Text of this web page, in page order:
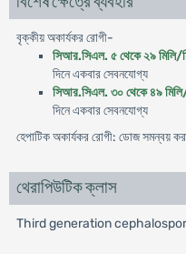
বৃক্কীয় অকার্যকর রোগী-
সিআর.সিএল. ৫ থেকে ২৯ মিলি/
দিনে একবার সেবনযোগ্য
সিআর.সিএল. ৩০ থেকে ৪৯ মিলি/
দিনে একবার সেবনযোগ্য
হেপাটিক অকার্যকর রোগী: ডোজ সমন্বয়
থেরাপিউটিক ক্লাস
Third generation